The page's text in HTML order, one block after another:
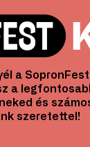
a
a
és
szeretettel!